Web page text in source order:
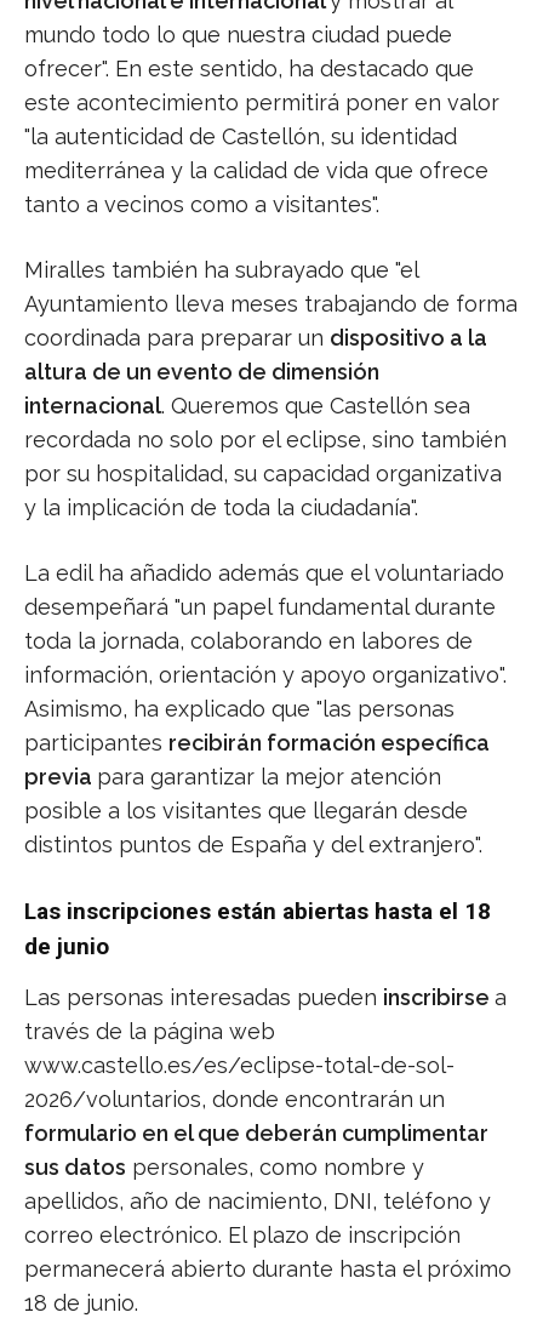
mundo todo lo que nuestra ciudad puede
ofrecer". En este sentido, ha destacado que
este acontecimiento permitirá poner en valor
"la autenticidad de Castellón, su identidad
mediterránea y la calidad de vida que ofrece
tanto a vecinos como a visitantes".
Miralles también ha subrayado que "el
Ayuntamiento lleva meses trabajando de forma
coordinada para preparar un dispositivo a la
altura de un evento de dimensión
internacional. Queremos que Castellón sea
recordada no solo por el eclipse, sino también
por su hospitalidad, su capacidad organizativa
y la implicación de toda la ciudadanía".
La edil ha añadido además que el voluntariado
desempeñará "un papel fundamental durante
toda la jornada, colaborando en labores de
información, orientación y apoyo organizativo".
Asimismo, ha explicado que "las personas
participantes recibirán formación específica
previa para garantizar la mejor atención
posible a los visitantes que llegarán desde
distintos puntos de España y del extranjero".
Las inscripciones están abiertas hasta el 18
de junio
Las personas interesadas pueden inscribirse a
través de la página web
www.castello.es/es/eclipse-total-de-sol-
2026/voluntarios, donde encontrarán un
formulario en el que deberán cumplimentar
sus datos personales, como nombre y
apellidos, año de nacimiento, DNI, teléfono y
correo electrónico. El plazo de inscripción
permanecerá abierto durante hasta el próximo
18 de junio.